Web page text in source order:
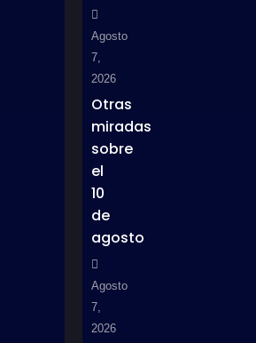
Agosto
7,
2026
Otras
miradas
sobre
el
10
de
agosto
Agosto
7,
2026